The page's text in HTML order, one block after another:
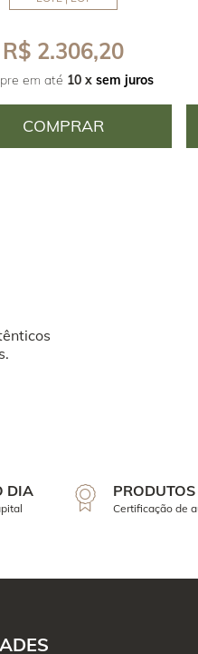
R$ 2.306,20
em até 10 x sem juros
COMPRAR
DIA
Certificação de